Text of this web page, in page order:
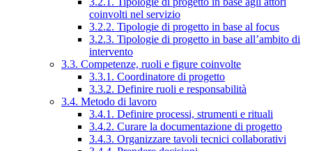
coinvolti nel servizio
3.2.2. Tipologie di progetto in base al focus
3.2.3. Tipologie di progetto in base all’ambito di
intervento
3.3. Competenze, ruoli e figure coinvolte
3.3.1. Coordinatore di progetto
3.3.2. Definire ruoli e responsabilità
3.4. Metodo di lavoro
3.4.1. Definire processi, strumenti e rituali
3.4.2. Curare la documentazione di progetto
3.4.3. Organizzare tavoli tecnici collaborativi